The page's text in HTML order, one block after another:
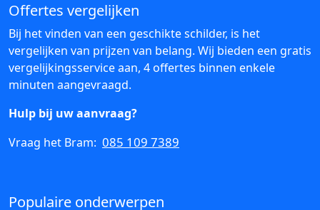
Offertes vergelijken
Bij het vinden van een geschikte schilder, is het
vergelijken van prijzen van belang. Wij bieden een gratis
vergelijkingsservice aan, 4 offertes binnen enkele
minuten aangevraagd.
Hulp bij uw aanvraag?
Vraag het Bram: 085 109 7389
Populaire onderwerpen